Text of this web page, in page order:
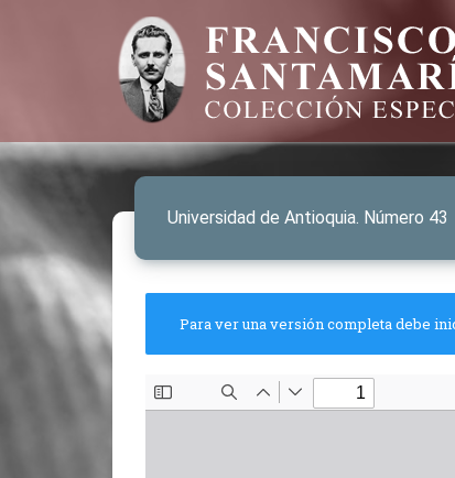
Universidad de Antioquia. Número 43
Para ver una versión completa debe